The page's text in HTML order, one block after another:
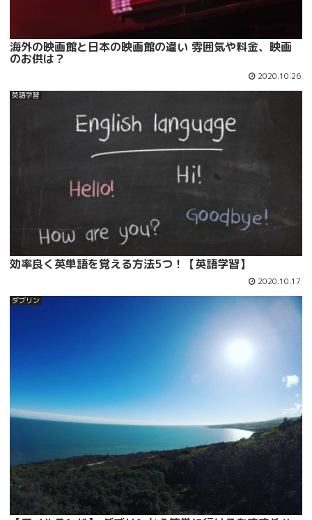
海外の映画館と日本の映画館の違い 雰囲気や料金、映画
のお供は？
2020.10.26
英語学習
効率良く英単語を覚える方法5つ！【英語学習】
2020.10.17
ダブリン